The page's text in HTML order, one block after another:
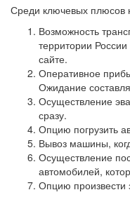
Среди ключевых
Возможность
территории
сайте.
Оперативное
Ожидание
Осуществление
сразу.
Опцию погрузить
Вывоз машины,
Осуществление
автомобилей,
Опцию произвести